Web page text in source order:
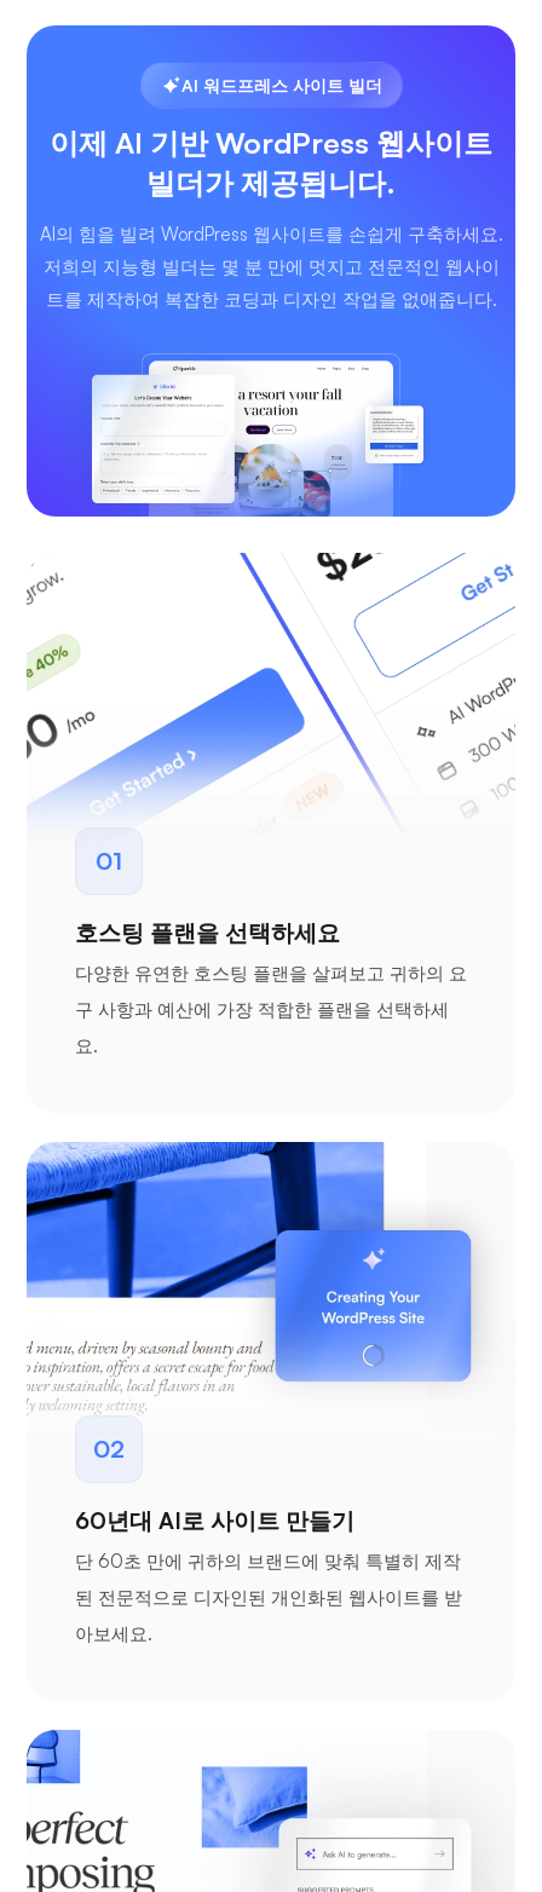
AI 워드프레스 사이트 빌더
이제 AI 기반 WordPress 웹사이트
빌더가 제공됩니다.
AI의 힘을 빌려 WordPress 웹사이트를 손쉽게 구축하세요.
저희의 지능형 빌더는 몇 분 만에 멋지고 전문적인 웹사이
트를 제작하여 복잡한 코딩과 디자인 작업을 없애줍니다.
01
호스팅 플랜을 선택하세요
다양한 유연한 호스팅 플랜을 살펴보고 귀하의 요
구 사항과 예산에 가장 적합한 플랜을 선택하세
요.
02
60년대 AI로 사이트 만들기
단 60초 만에 귀하의 브랜드에 맞춰 특별히 제작
된 전문적으로 디자인된 개인화된 웹사이트를 받
아보세요.